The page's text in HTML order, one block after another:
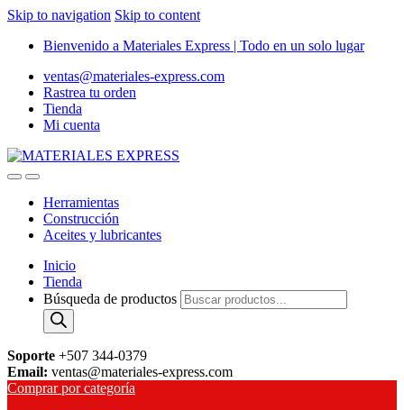
Skip to navigation Skip to content
Bienvenido a Materiales Express | Todo en un solo lugar
ventas@materiales-express.com
Rastrea tu orden
Tienda
Mi cuenta
Herramientas
Construcción
Aceites y lubricantes
Inicio
Tienda
Búsqueda de productos
Soporte +507 344-0379
Email: ventas@materiales-express.com
Comprar por categoría